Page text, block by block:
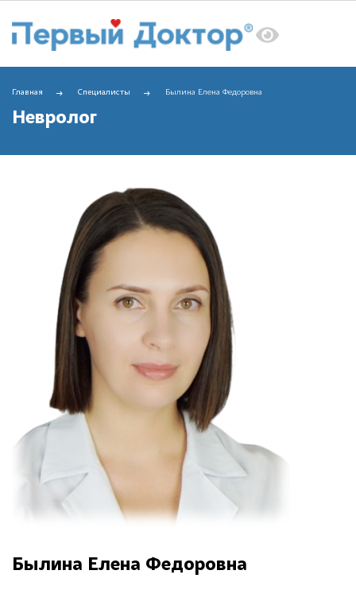
Главная Специалисты Былина Елена Федоровна
Невролог
Былина Елена Федоровна